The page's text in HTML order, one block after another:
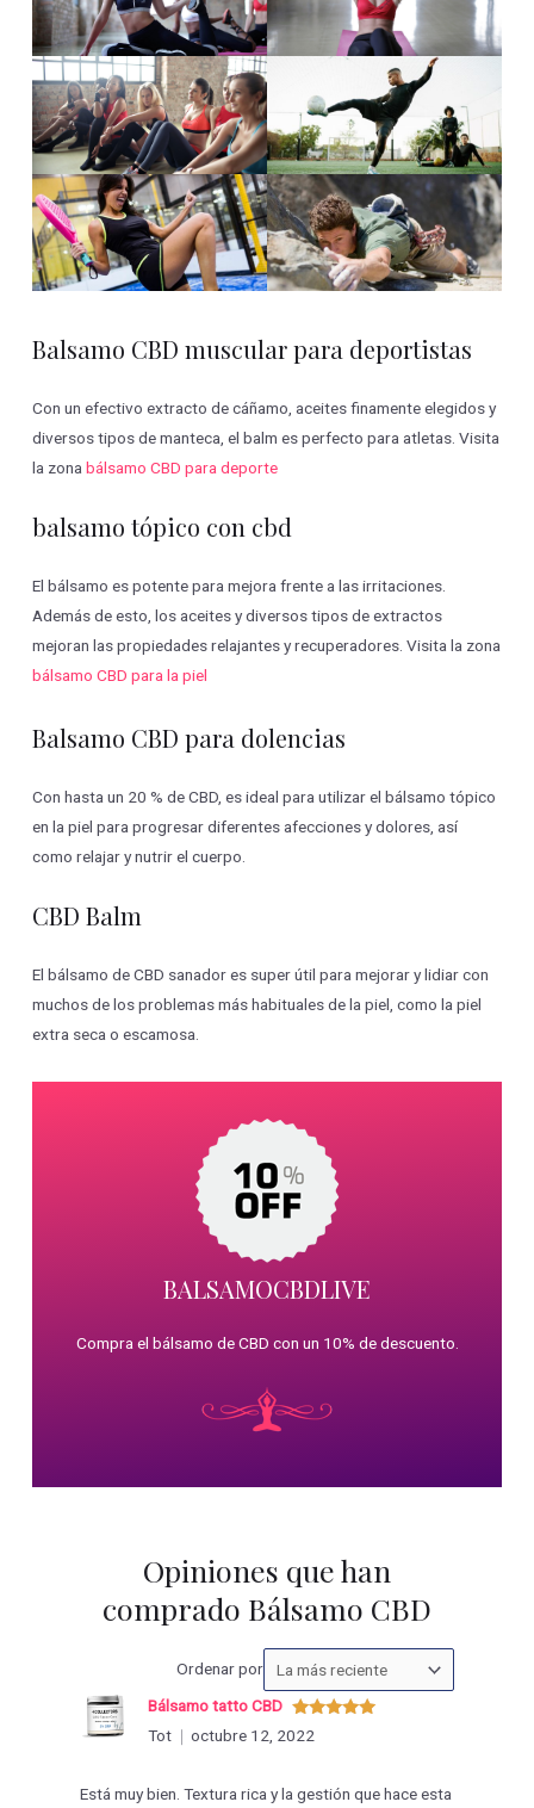
Balsamo CBD muscular para deportistas
Con un efectivo extracto de cáñamo, aceites finamente elegidos y
diversos tipos de manteca, el balm es perfecto para atletas. Visita
la zonabálsamo CBD para deporte
balsamo tópico con cbd
El bálsamo es potente para mejora frente a las irritaciones.
Además de esto, los aceites y diversos tipos de extractos
mejoran las propiedades relajantes y recuperadores. Visita la zona
bálsamo CBD para la piel
Balsamo CBD para dolencias
Con hasta un 20 % de CBD, es ideal para utilizar el bálsamo tópico
en la piel para progresar diferentes afecciones y dolores, así
como relajar y nutrir el cuerpo.
CBD Balm
El bálsamo de CBD sanador es super útil para mejorar y lidiar con
muchos de los problemas más habituales de la piel, como la piel
extra seca o escamosa.
BALSAMOCBDLIVE
Compra el bálsamo de CBD con un 10% de descuento.
Opiniones que han
comprado Bálsamo CBD
Ordenar porOrdenar
las
Valorado
con
Bálsamo tatto CBD
Tot
octubre 12, 2022
Está muy bien. Textura rica y la gestión que hace esta